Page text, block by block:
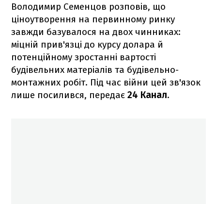
Володимир Семенцов розповів, що
ціноутворення на первинному ринку
завжди базувалося на двох чинниках:
міцній прив'язці до курсу долара й
потенційному зростанні вартості
будівельних матеріалів та будівельно-
монтажних робіт. Під час війни цей зв'язок
лише посилився, передає 24 Канал.